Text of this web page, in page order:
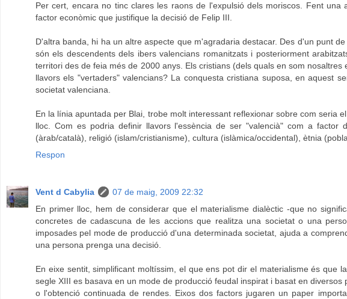
Per cert, encara no tinc clares les raons de l'expulsió dels moriscos. Fent
factor econòmic que justifique la decisió de Felip III.
D'altra banda, hi ha un altre aspecte que m'agradaria destacar. Des d'un punt
són els descendents dels ibers valencians romanitzats i posteriorment
territori des de feia més de 2000 anys. Els cristians (dels quals en som
llavors els "vertaders" valencians? La conquesta cristiana suposa, en aquest
societat valenciana.
En la línia apuntada per Blai, trobe molt interessant reflexionar sobre com seria
lloc. Com es podria definir llavors l'essència de ser "valencià" com a factor
(àrab/català), religió (islam/cristianisme), cultura (islàmica/occidental), ètnia
Respon
Vent d Cabylia
07 de maig, 2009 22:32
En primer lloc, hem de considerar que el materialisme dialèctic -que no
concretes de cadascuna de les accions que realitza una societat o una
imposades pel mode de producció d'una determinada societat, ajuda a
una persona prenga una decisió.
En eixe sentit, simplificant moltíssim, el que ens pot dir el materialisme és que
segle XIII es basava en un mode de producció feudal inspirat i basat en
o l'obtenció continuada de rendes. Eixos dos factors jugaren un paper